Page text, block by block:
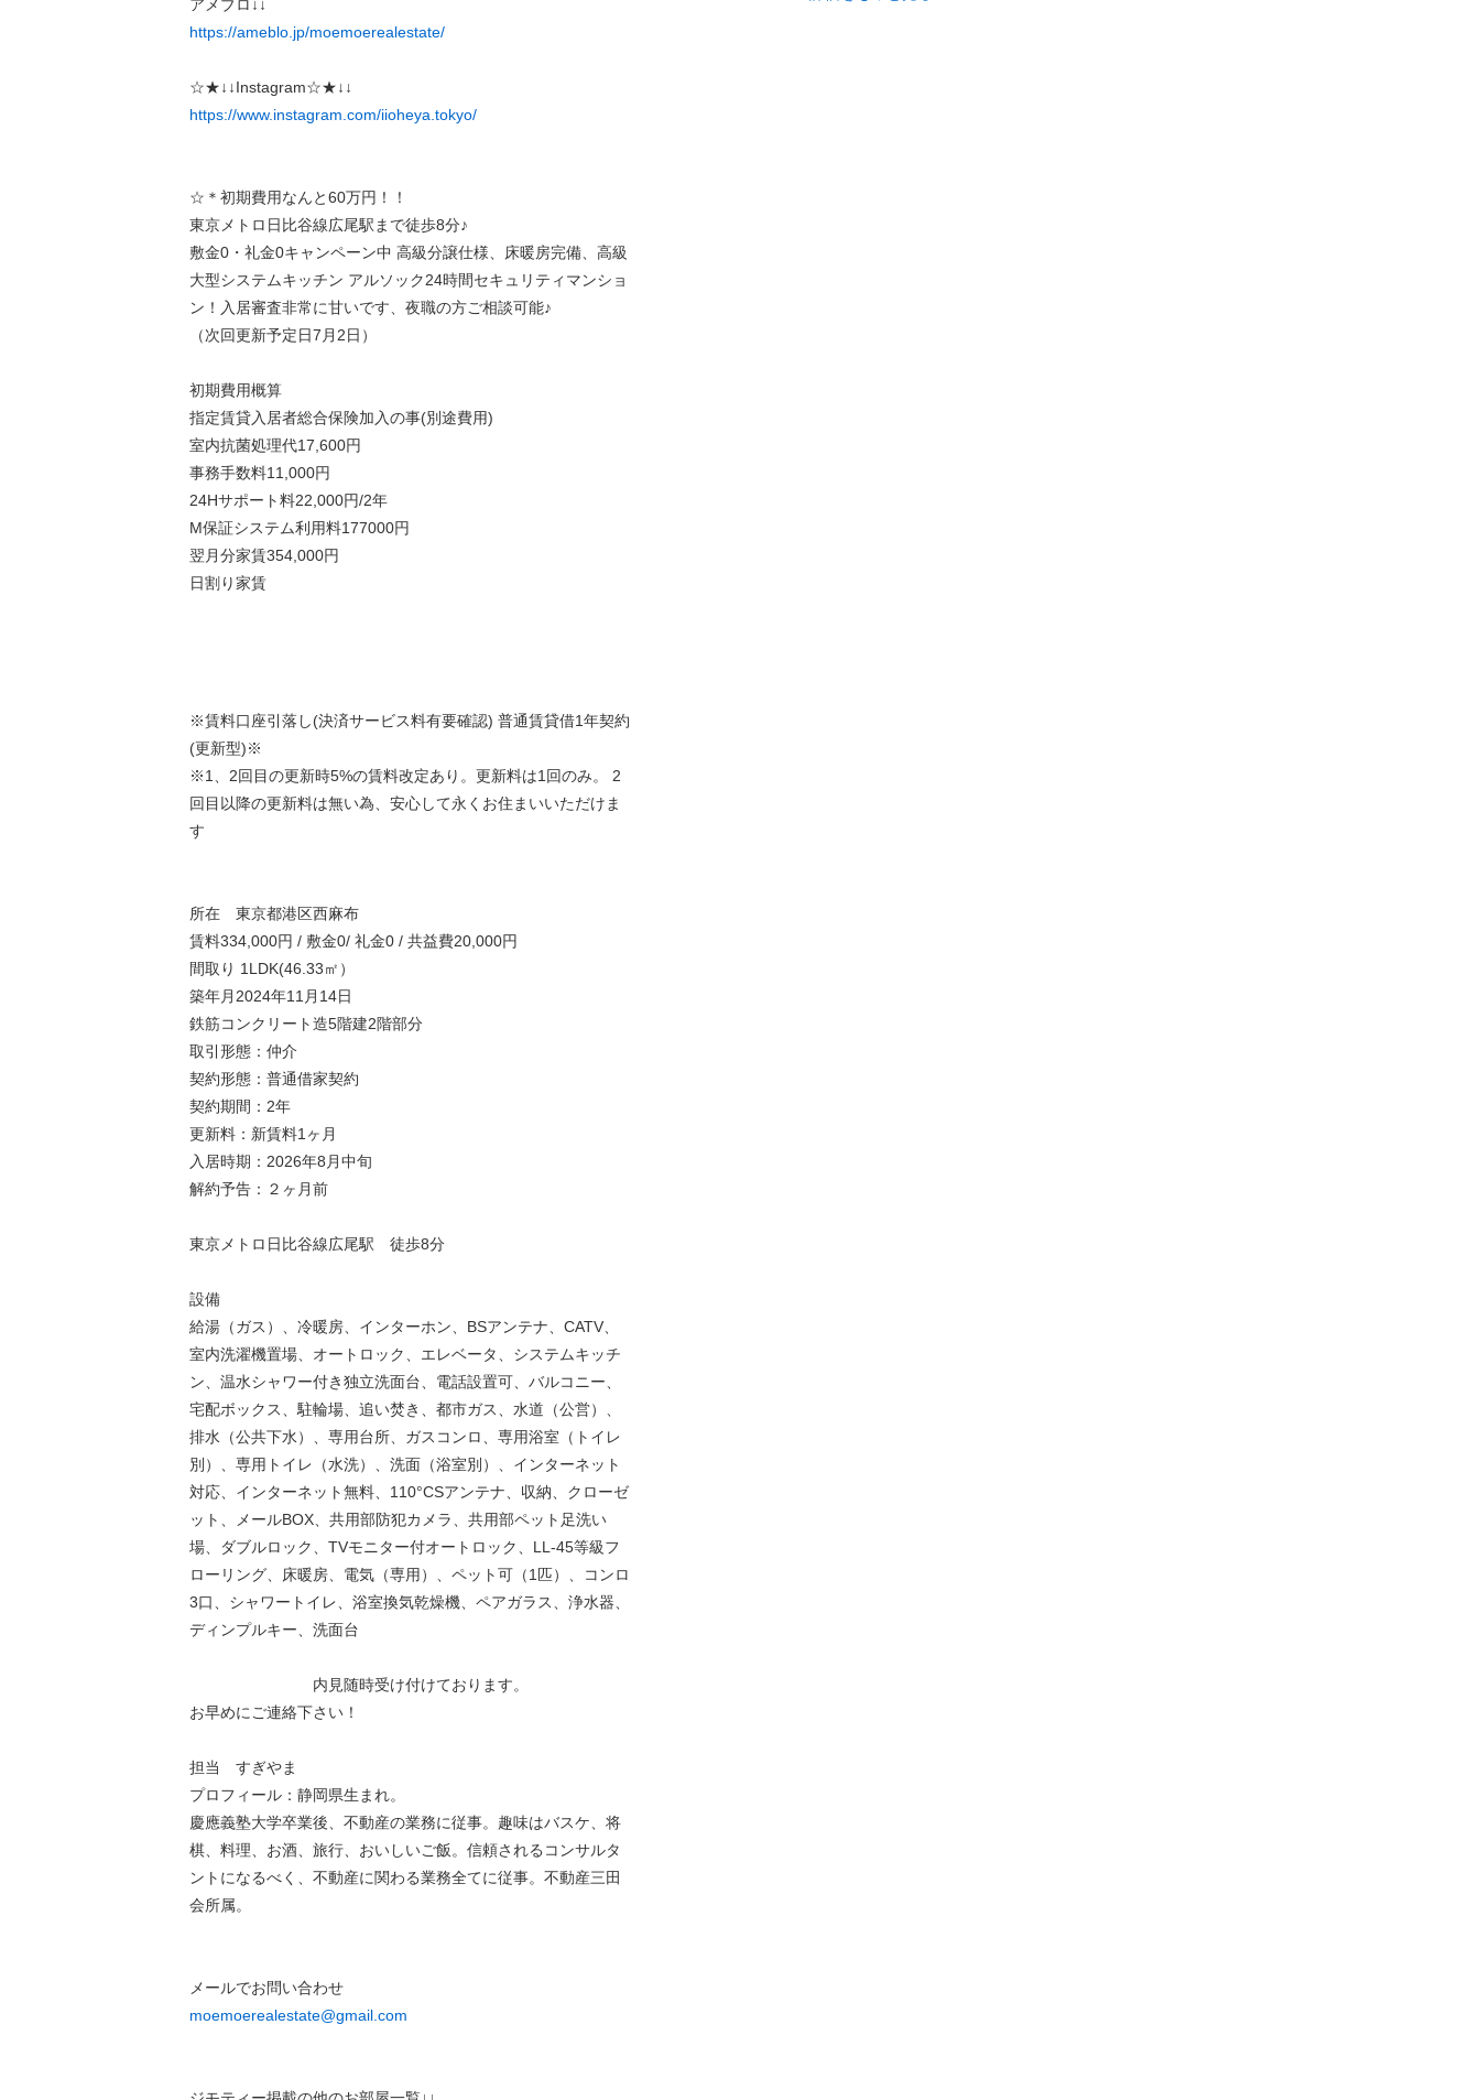
アメブロ↓↓
https://ameblo.jp/moemoerealestate/
☆★↓↓Instagram☆★↓↓
https://www.instagram.com/iioheya.tokyo/
☆＊初期費用なんと60万円！！
東京メトロ日比谷線広尾駅まで徒歩8分♪
敷金0・礼金0キャンペーン中 高級分譲仕様、床暖房完備、高級
大型システムキッチン アルソック24時間セキュリティマンショ
ン！入居審査非常に甘いです、夜職の方ご相談可能♪
（次回更新予定日7月2日）
初期費用概算
指定賃貸入居者総合保険加入の事(別途費用)
室内抗菌処理代17,600円
事務手数料11,000円
24Hサポート料22,000円/2年
M保証システム利用料177000円
翌月分家賃354,000円
日割り家賃
※賃料口座引落し(決済サービス料有要確認) 普通賃貸借1年契約
(更新型)※
※1、2回目の更新時5%の賃料改定あり。更新料は1回のみ。 2
回目以降の更新料は無い為、安心して永くお住まいいただけま
す
所在 東京都港区西麻布
賃料334,000円 / 敷金0/ 礼金0 / 共益費20,000円
間取り 1LDK(46.33㎡）
築年月2024年11月14日
鉄筋コンクリート造5階建2階部分
取引形態：仲介
契約形態：普通借家契約
契約期間：2年
更新料：新賃料1ヶ月
入居時期：2026年8月中旬
解約予告：２ヶ月前
東京メトロ日比谷線広尾駅 徒歩8分
設備
給湯（ガス）、冷暖房、インターホン、BSアンテナ、CATV、
室内洗濯機置場、オートロック、エレベータ、システムキッチ
ン、温水シャワー付き独立洗面台、電話設置可、バルコニー、
宅配ボックス、駐輪場、追い焚き、都市ガス、水道（公営）、
排水（公共下水）、専用台所、ガスコンロ、専用浴室（トイレ
別）、専用トイレ（水洗）、洗面（浴室別）、インターネット
対応、インターネット無料、110°CSアンテナ、収納、クローゼ
ット、メールBOX、共用部防犯カメラ、共用部ペット足洗い
場、ダブルロック、TVモニター付オートロック、LL-45等級フ
ローリング、床暖房、電気（専用）、ペット可（1匹）、コンロ
3口、シャワートイレ、浴室換気乾燥機、ペアガラス、浄水器、
ディンプルキー、洗面台
内見随時受け付けております。
お早めにご連絡下さい！
担当 すぎやま
プロフィール：静岡県生まれ。
慶應義塾大学卒業後、不動産の業務に従事。趣味はバスケ、将
棋、料理、お酒、旅行、おいしいご飯。信頼されるコンサルタ
ントになるべく、不動産に関わる業務全てに従事。不動産三田
会所属。
メールでお問い合わせ
moemoerealestate@gmail.com